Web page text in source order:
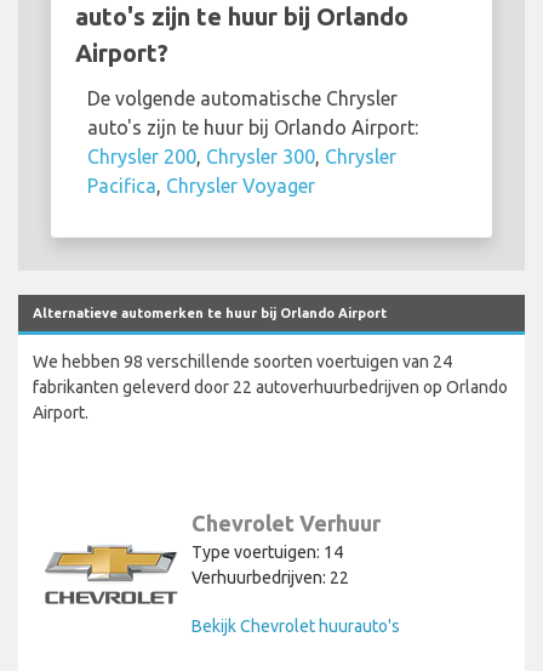
auto's zijn te huur bij Orlando
Airport?
De volgende automatische Chrysler
auto's zijn te huur bij Orlando Airport:
Chrysler 200, Chrysler 300, Chrysler
Pacifica, Chrysler Voyager
Alternatieve automerken te huur bij Orlando Airport
We hebben 98 verschillende soorten voertuigen van 24
fabrikanten geleverd door 22 autoverhuurbedrijven op Orlando
Airport.
Chevrolet Verhuur
Type voertuigen: 14
Verhuurbedrijven: 22
Bekijk Chevrolet huurauto's